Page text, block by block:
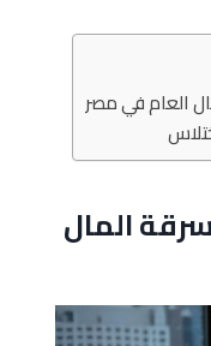
العام في مصر
المال